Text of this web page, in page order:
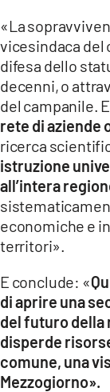
«La
vicesindaca del
difesa dello
decenni, o
del campanile.
rete di aziende
ricerca
istruzione
all’intera
economiche e
territori».
E conclude: «
di aprire una
del futuro della
disperde
comune, una
Mezzogiorno».